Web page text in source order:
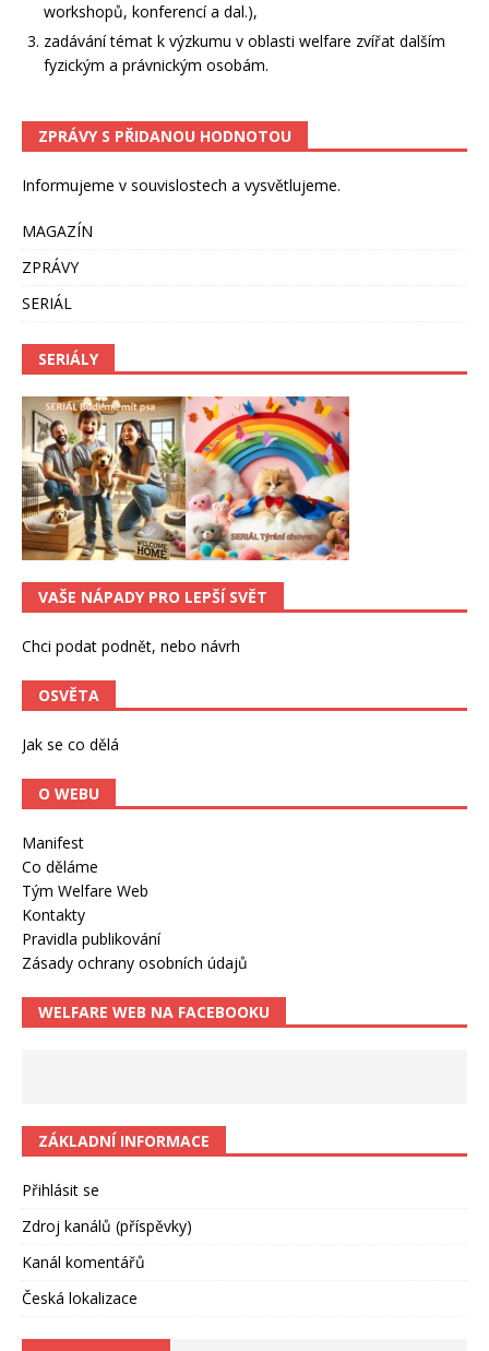
workshopů, konferencí a dal.),
zadávání témat k výzkumu v oblasti welfare zvířat dalším
fyzickým a právnickým osobám.
ZPRÁVY S PŘIDANOU HODNOTOU
Informujeme v souvislostech a vysvětlujeme.
MAGAZÍN
ZPRÁVY
SERIÁL
SERIÁLY
VAŠE NÁPADY PRO LEPŠÍ SVĚT
Chci podat podnět, nebo návrh
OSVĚTA
Jak se co dělá
O WEBU
Manifest
Co děláme
Tým Welfare Web
Kontakty
Pravidla publikování
Zásady ochrany osobních údajů
WELFARE WEB NA FACEBOOKU
ZÁKLADNÍ INFORMACE
Přihlásit se
Zdroj kanálů (příspěvky)
Kanál komentářů
Česká lokalizace